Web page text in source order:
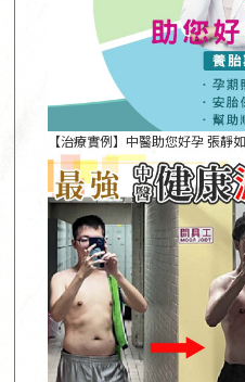
【治療實例】中醫助您好孕 張靜